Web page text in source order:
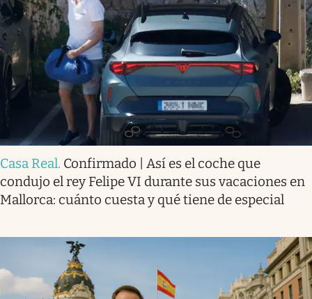
Casa Real. Confirmado | Así es el coche que
condujo el rey Felipe VI durante sus vacaciones en
Mallorca: cuánto cuesta y qué tiene de especial